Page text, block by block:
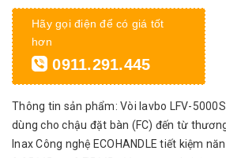
Hãy gọi điện để có giá tốt
hơn
0911.291.445
Thông tin sản phẩm: Vòi lavbo LFV-
dùng cho chậu đặt bàn (FC) đến từ
Inax Công nghệ ECOHANDLE tiết kiệm